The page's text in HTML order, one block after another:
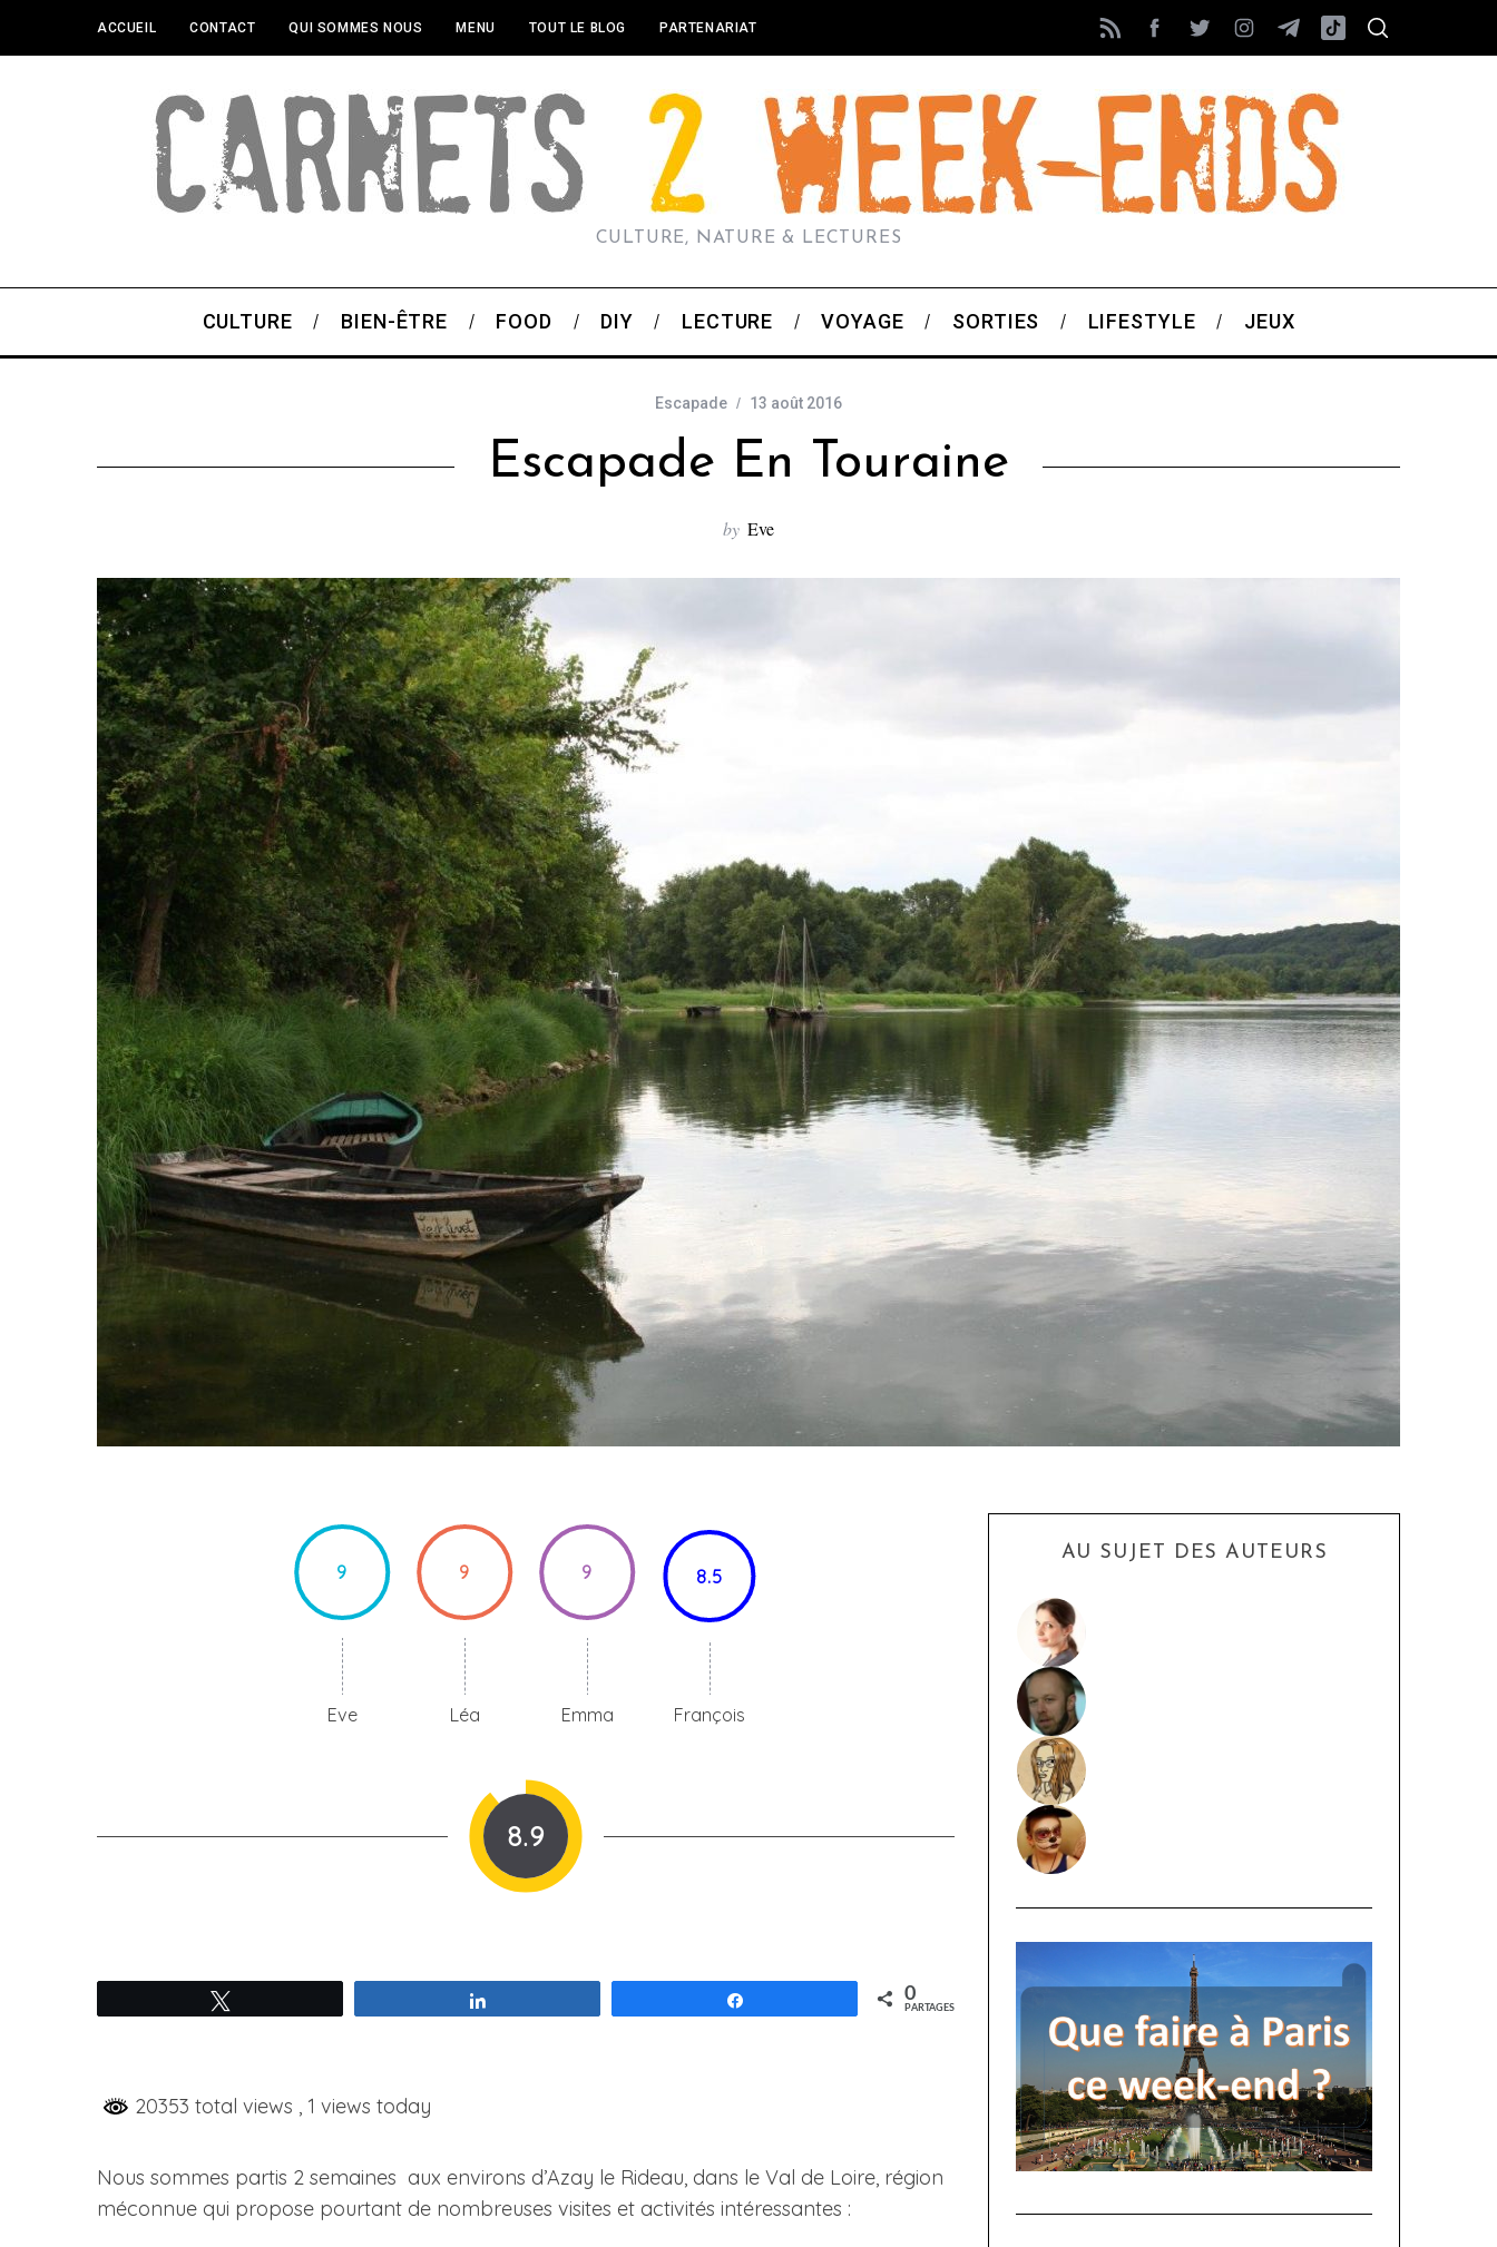
ACCUEIL CONTACT QUI SOMMES NOUS MENU TOUT LE BLOG PARTENARIAT
CULTURE, NATURE & LECTURES
CULTURE BIEN-ÊTRE FOOD DIY LECTURE VOYAGE SORTIES LIFESTYLE JEUX
Escapade 13 août 2016
Escapade En Touraine
by Eve
9
Eve
9
Léa
9
Emma
8.5
François
8.9
0
PARTAGES
20353 total views , 1 views today
Nous sommes partis 2 semaines aux environs d’Azay le Rideau, dans le Val de Loire, région
méconnue qui propose pourtant de nombreuses visites et activités intéressantes :
AU SUJET DES AUTEURS
S
r
c